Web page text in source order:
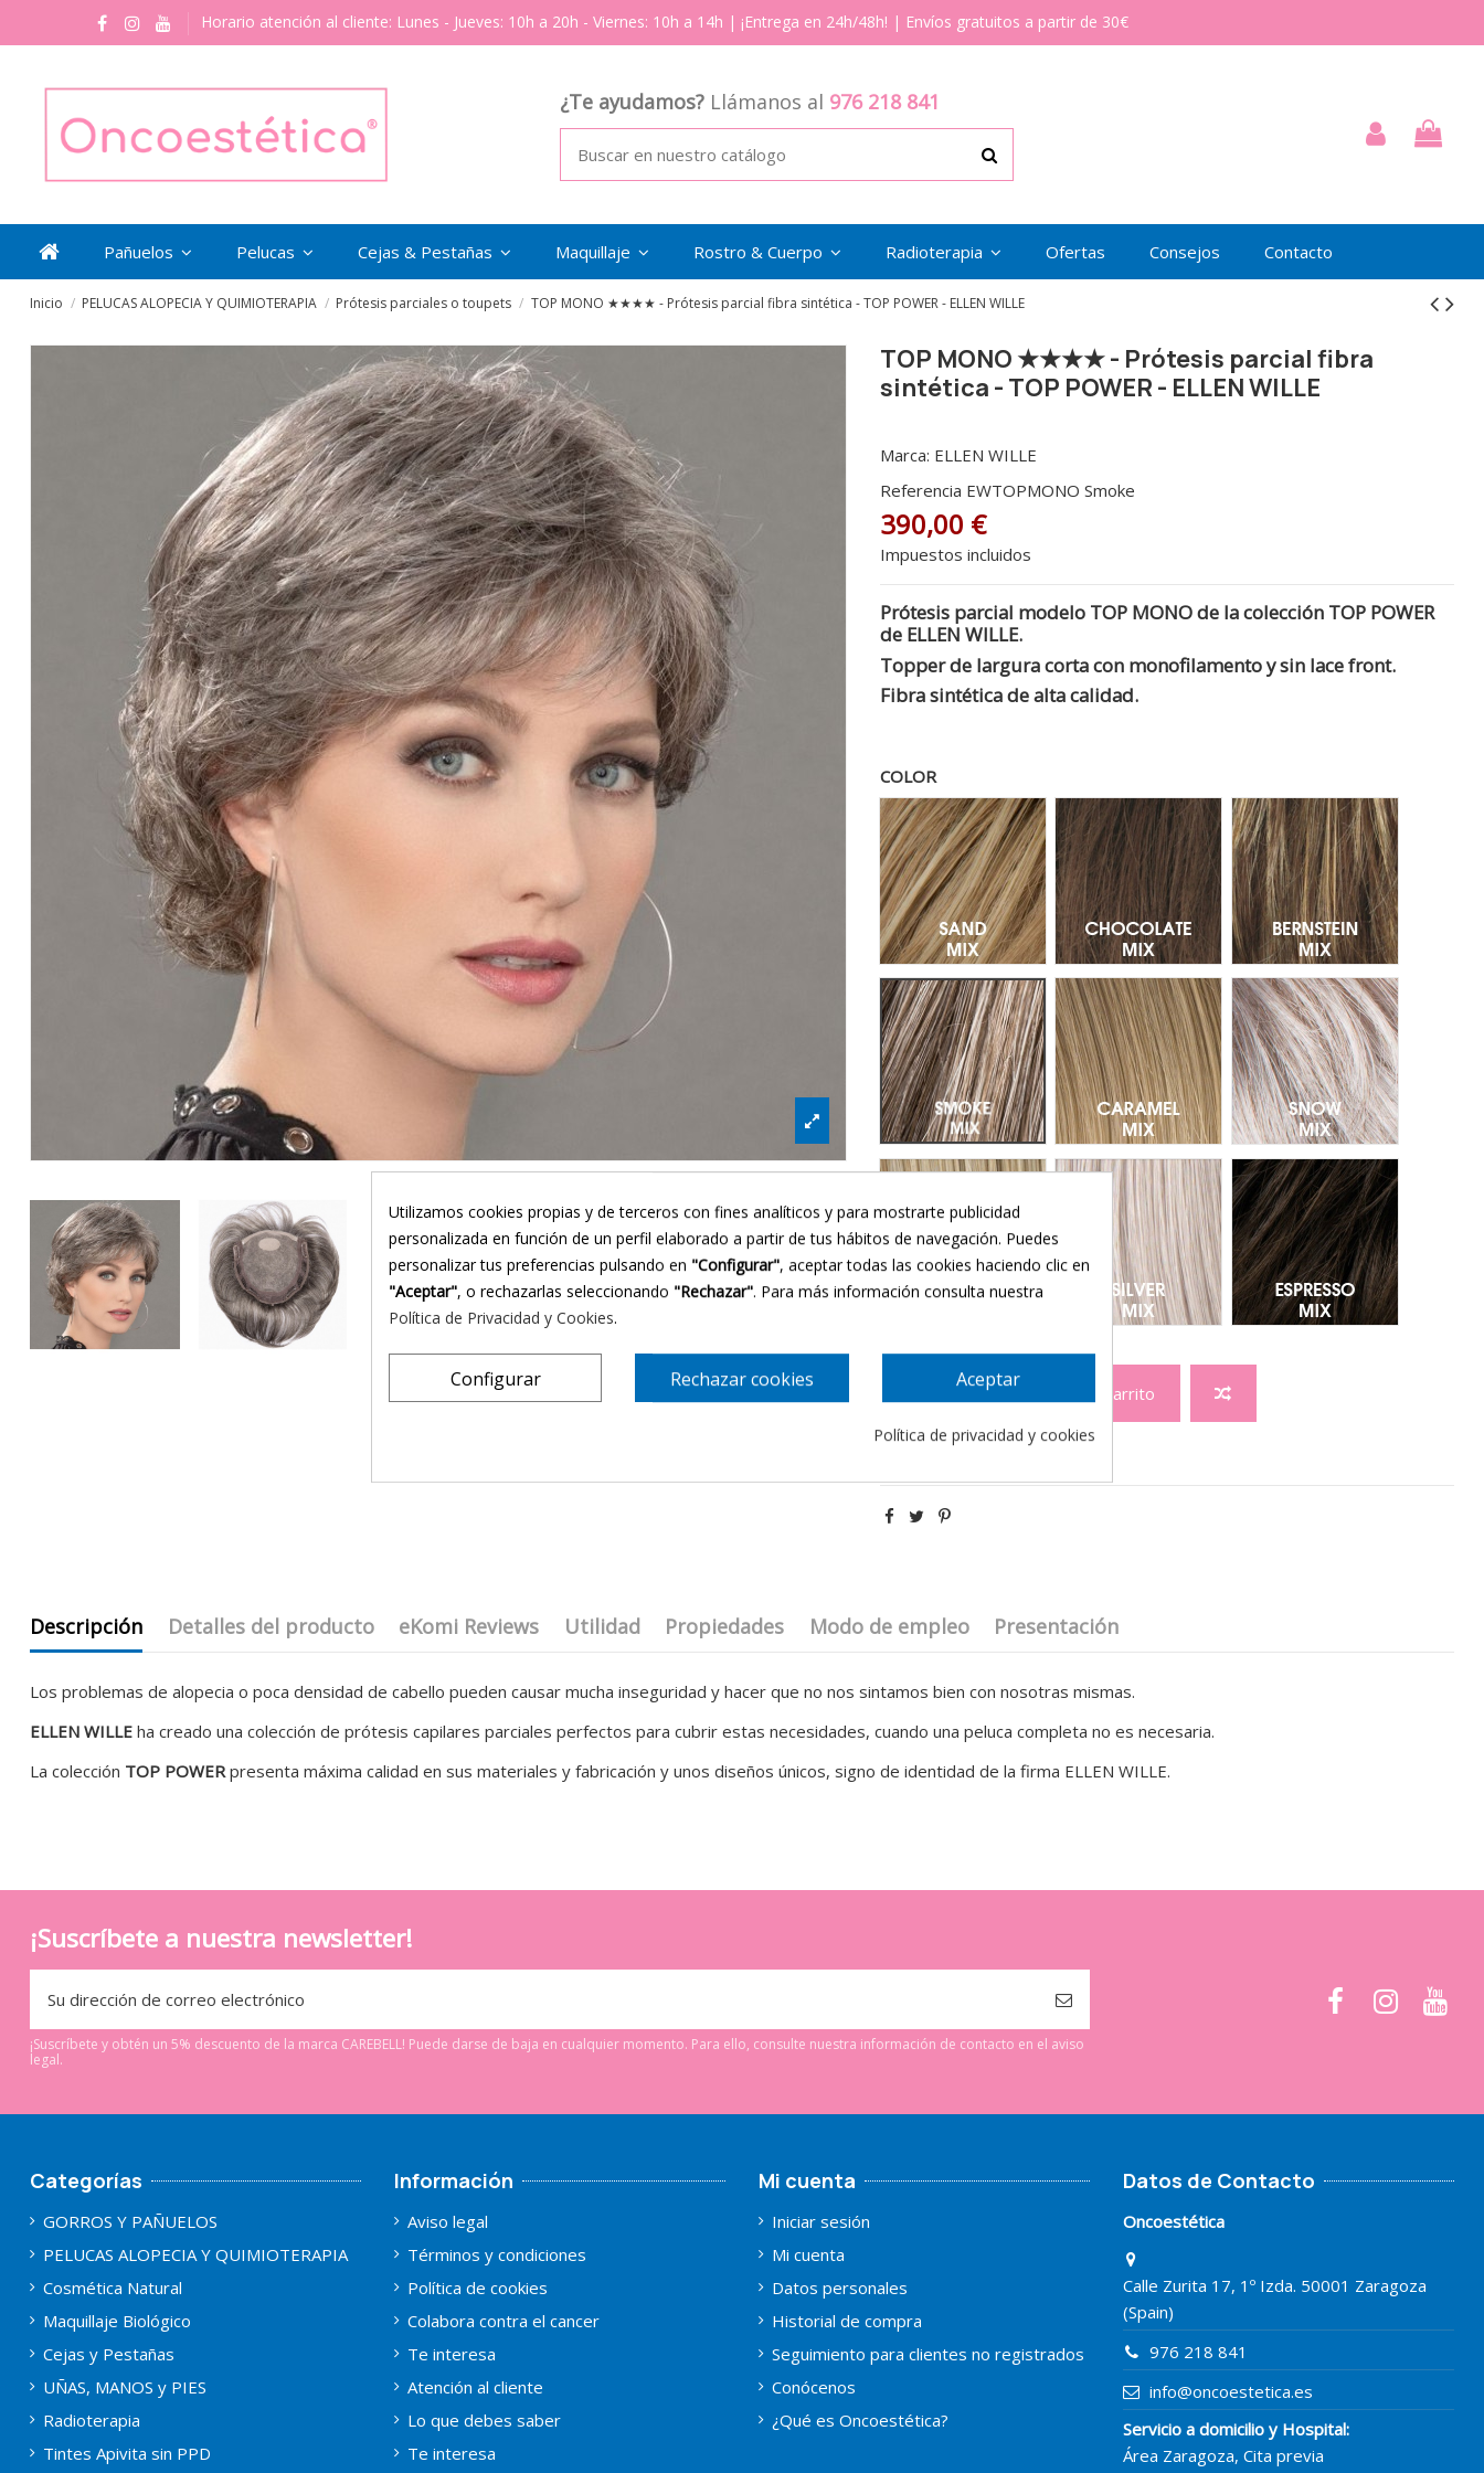
Horario atención al cliente: Lunes - Jueves: 10h a 20h - Viernes: 10h a 14h | ¡Entrega en 24h/48h! | Envíos gratuitos a partir de 30€
¿Te ayudamos? Llámanos al 976 218 841
Pañuelos Pelucas Cejas & Pestañas Maquillaje Rostro & Cuerpo Radioterapia Ofertas Consejos Contacto
Inicio PELUCAS ALOPECIA Y QUIMIOTERAPIA Prótesis parciales o toupets TOP MONO ★★★★ - Prótesis parcial fibra sintética - TOP POWER - ELLEN WILLE
TOP MONO ★★★★ - Prótesis parcial fibra
sintética - TOP POWER - ELLEN WILLE
Marca: ELLEN WILLE
Referencia EWTOPMONO Smoke
390,00 €
Impuestos incluidos
Prótesis parcial modelo TOP MONO de la colección TOP POWER
de ELLEN WILLE.
Topper de largura corta con monofilamento y sin lace front.
Fibra sintética de alta calidad.
COLOR
Sand Mix 14.26.20
Chocolate Mix - Mechas 830.6.4
Bernstein Mix -
Smoke Mix - Mechas 48.28.36Caramel Mix - Mechas 26.19.20Snow Mix - Mechas
Champagne Mix - Mechas 20.26.25Silver Mix - Mechas 60.56Espresso Mix -
Añadir al carrito
Descripción Detalles del producto eKomi Reviews Utilidad Propiedades Modo de empleo Presentación
Los problemas de alopecia o poca densidad de cabello pueden causar mucha inseguridad y hacer que no nos sintamos bien con nosotras mismas.
ELLEN WILLE ha creado una colección de prótesis capilares parciales perfectos para cubrir estas necesidades, cuando una peluca completa no es necesaria.
La colección TOP POWER presenta máxima calidad en sus materiales y fabricación y unos diseños únicos, signo de identidad de la firma ELLEN WILLE.
¡Suscríbete a nuestra newsletter!
¡Suscríbete y obtén un 5% descuento de la marca CAREBELL! Puede darse de baja en cualquier momento. Para ello, consulte nuestra información de contacto en el aviso
legal.
Categorías
GORROS Y PAÑUELOS
PELUCAS ALOPECIA Y QUIMIOTERAPIA
Cosmética Natural
Maquillaje Biológico
Cejas y Pestañas
UÑAS, MANOS y PIES
Radioterapia
Tintes Apivita sin PPD
Información
Aviso legal
Términos y condiciones
Política de cookies
Colabora contra el cancer
Te interesa
Atención al cliente
Lo que debes saber
Te interesa
Mi cuenta
Iniciar sesión
Mi cuenta
Datos personales
Historial de compra
Seguimiento para clientes no registrados
Conócenos
¿Qué es Oncoestética?
Datos de Contacto
Oncoestética
Calle Zurita 17, 1º Izda. 50001 Zaragoza
(Spain)
976 218 841
info@oncoestetica.es
Servicio a domicilio y Hospital:
Área Zaragoza, Cita previa
Utilizamos cookies propias y de terceros con fines analíticos y para mostrarte publicidad
personalizada en función de un perfil elaborado a partir de tus hábitos de navegación. Puedes
personalizar tus preferencias pulsando en "Configurar", aceptar todas las cookies haciendo clic en
"Aceptar", o rechazarlas seleccionando "Rechazar". Para más información consulta nuestra
Política de Privacidad y Cookies.
Aceptar
Rechazar cookies
Configurar
Política de privacidad y cookies